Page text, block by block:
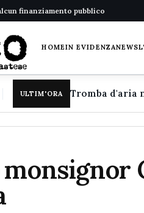
finanziamento pubblico
HOMEIN EVIDENZANEWS
ULTIM'ORA
monsignor